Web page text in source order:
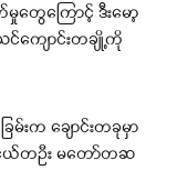
ေကြောင့် ဒီးမော့
ကျောင်းတချို့ကို
းက ချောင်းတခုမှာ
ယ်တဦး မတော်တဆ